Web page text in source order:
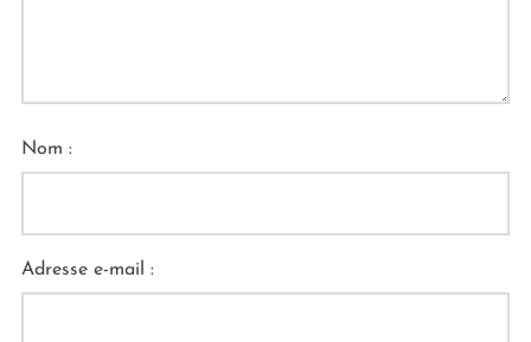
Nom :
Adresse e-mail :